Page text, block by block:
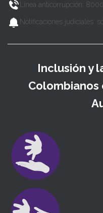
Línea anticorrupción:
Notificaciones judiciales:
Inclusión y
Colombianos